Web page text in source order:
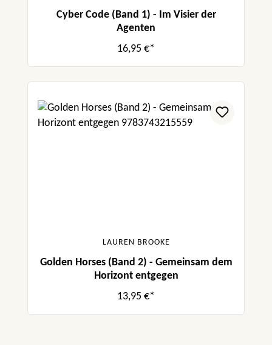
Cyber Code (Band 1) - Im Visier der
Agenten
16,95 €*
LAUREN BROOKE
Golden Horses (Band 2) - Gemeinsam dem
Horizont entgegen
13,95 €*